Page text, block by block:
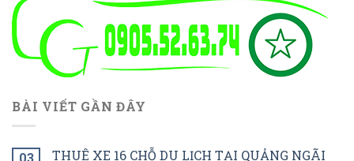
BÀI VIẾT GẦN ĐÂY
03 THUÊ XE 16 CHỖ DU LỊCH TẠI QUẢNG NGÃI